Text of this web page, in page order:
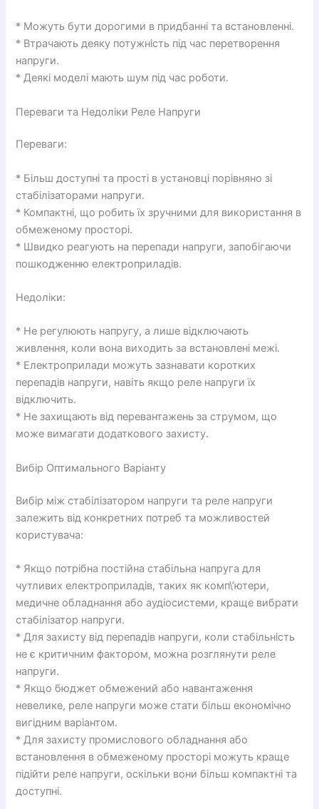
* Можуть бути дорогими в придбанні та встановленні.
* Втрачають деяку потужність під час перетворення
напруги.
* Деякі моделі мають шум під час роботи.
Переваги та Недоліки Реле Напруги
Переваги:
* Більш доступні та прості в установці порівняно зі
стабілізаторами напруги.
* Компактні, що робить їх зручними для використання в
обмеженому просторі.
* Швидко реагують на перепади напруги, запобігаючи
пошкодженню електроприладів.
Недоліки:
* Не регулюють напругу, а лише відключають
живлення, коли вона виходить за встановлені межі.
* Електроприлади можуть зазнавати коротких
перепадів напруги, навіть якщо реле напруги їх
відключить.
* Не захищають від перевантажень за струмом, що
може вимагати додаткового захисту.
Вибір Оптимального Варіанту
Вибір між стабілізатором напруги та реле напруги
залежить від конкретних потреб та можливостей
користувача:
* Якщо потрібна постійна стабільна напруга для
чутливих електроприладів, таких як комп\’ютери,
медичне обладнання або аудіосистеми, краще вибрати
стабілізатор напруги.
* Для захисту від перепадів напруги, коли стабільність
не є критичним фактором, можна розглянути реле
напруги.
* Якщо бюджет обмежений або навантаження
невелике, реле напруги може стати більш економічно
вигідним варіантом.
* Для захисту промислового обладнання або
встановлення в обмеженому просторі можуть краще
підійти реле напруги, оскільки вони більш компактні та
доступні.